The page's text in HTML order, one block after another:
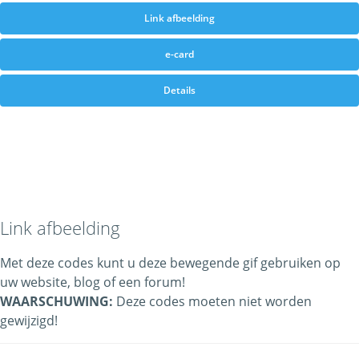
Link afbeelding
e-card
Details
Link afbeelding
Met deze codes kunt u deze bewegende gif gebruiken op
uw website, blog of een forum!
WAARSCHUWING: Deze codes moeten niet worden
gewijzigd!